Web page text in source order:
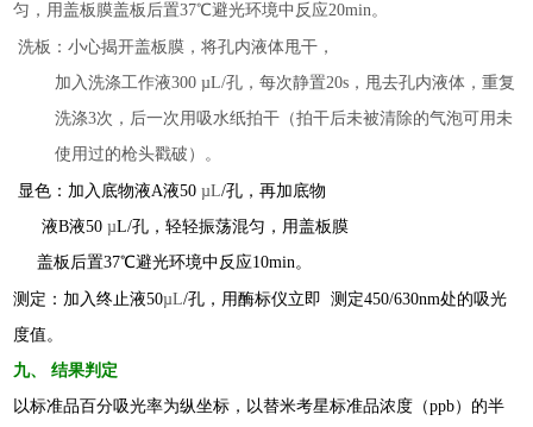
匀，用盖板膜盖板后置37℃避光环境中反应20min。
洗板：小心揭开盖板膜，将孔内液体甩干，
加入洗涤工作液300µL/孔，每次静置20s，甩去孔内液体，重复
洗涤3次，后一次用吸水纸拍干（拍干后未被清除的气泡可用未
使用过的枪头戳破）。
显色：加入底物液A液50µL/孔，再加底物
液B液50µL/孔，轻轻振荡混匀，用盖板膜
盖板后置37℃避光环境中反应10min。
测定：加入终止液50µL/孔，用酶标仪立即 测定450/630nm处的吸光
度值。
九、 结果判定
以标准品百分吸光率为纵坐标，以替米考星标准品浓度（ppb）的半